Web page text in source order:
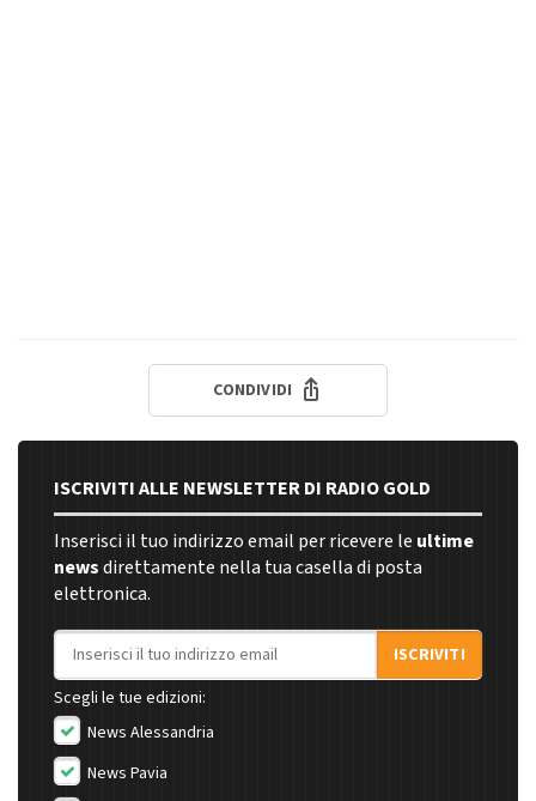
CONDIVIDI
ISCRIVITI ALLE NEWSLETTER DI RADIO GOLD
Inserisci il tuo indirizzo email per ricevere le ultime
newsdirettamente nella tua casella di posta
elettronica.
Indirizzo email
ISCRIVITI
Scegli le tue edizioni:
News Alessandria
News Pavia